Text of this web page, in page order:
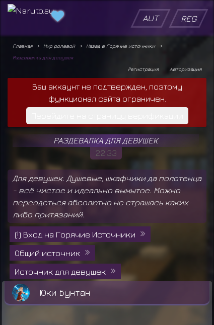
AUT REG
Главная Мир ролевой
Назад в Горячие источники
Раздевалка для девушек
Авторизация
Регистрация
Ваш аккаунт не подтвержден, поэтому
функционал сайта ограничен.
РАЗДЕВАЛКА ДЛЯ ДЕВУШЕК
22:33
Для девушек. Душевые, шкафчики да полотенца
- всё чистое и идеально вымытое. Можно
переодеться абсолютно не страшась каких-
либо притязаний.
(!) Вход на Горячие Источники
Общий источник
Источник для девушек
Юки Бунтан